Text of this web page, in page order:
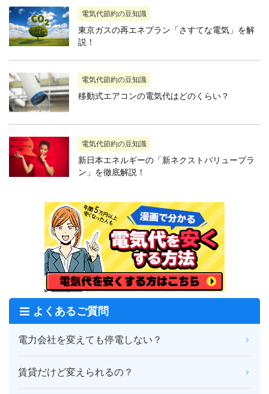
電気代節約の豆知識
東京ガスの再エネプラン「さすてな電気」を解
説！
電気代節約の豆知識
移動式エアコンの電気代はどのくらい？
電気代節約の豆知識
新日本エネルギーの「新ネクストバリュープラ
ン」を徹底解説！
よくあるご質問
電力会社を変えても停電しない？
賃貸だけど変えられるの？